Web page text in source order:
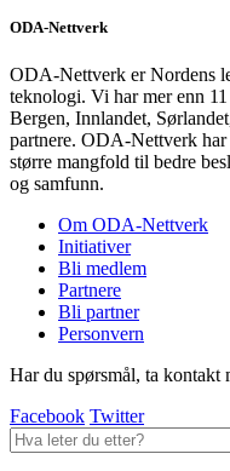
ODA-Nettverk
ODA-Nettverk er Nordens
teknologi. Vi har mer enn
Bergen, Innlandet,
partnere. ODA-Nettverk
større mangfold til bedre
og samfunn.
Om ODA-Nettverk
Initiativer
Bli medlem
Partnere
Bli partner
Personvern
Har du spørsmål, ta kontakt
Facebook Twitter